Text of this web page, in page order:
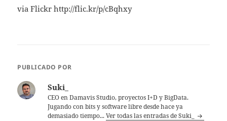
via Flickr http://flic.kr/p/cBqhxy
PUBLICADO POR
Suki_
CEO en Damavis Studio, proyectos I+D y BigData.
Jugando con bits y software libre desde hace ya
demasiado tiempo...Ver todas las entradas de Suki_